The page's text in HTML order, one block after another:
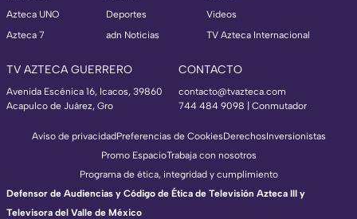
Azteca UNO
Azteca 7
Deportes
adn Noticias
Videos
TV Azteca Internacional
TV AZTECA GUERRERO
Avenida Escénica 16, Icacos, 39860
Acapulco de Juárez, Gro
CONTACTO
contacto@tvazteca.com
744 484 9098 | Conmutador
Aviso de privacidadPreferencias de CookiesDerechosInversionistas
Promo EspacioTrabaja con nosotros
Programa de ética, integridad y cumplimiento
Defensor de Audiencias y Código de Ética de Televisión Azteca III y
Televisora del Valle de México